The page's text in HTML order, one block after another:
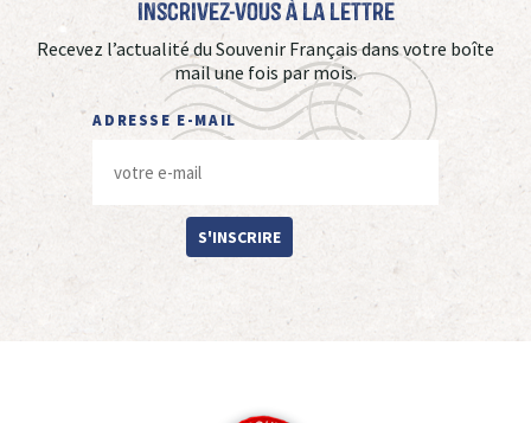
Inscrivez-vous à La Lettre
Recevez l’actualité du Souvenir Français dans votre boîte
mail une fois par mois.
ADRESSE E-MAIL
S'INSCRIRE